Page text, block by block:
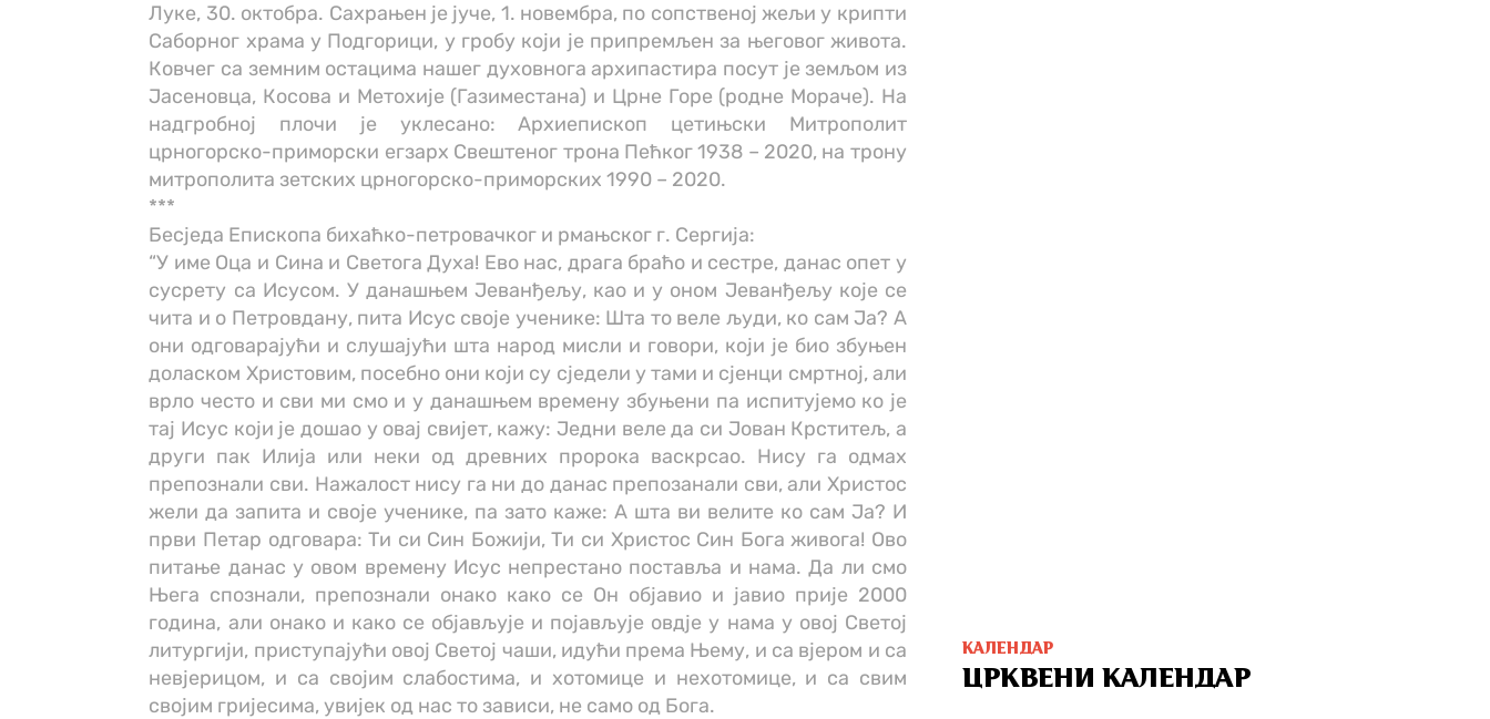
Луке, 30. октобра. Сахрањен је јуче, 1. новембра, по сопственој жељи у крипти
Саборног храма у Подгорици, у гробу који је припремљен за његовог живота.
Ковчег са земним остацима нашег духовнога архипастира посут је земљом из
Јасеновца, Косова и Метохије (Газиместана) и Црне Горе (родне Мораче). На
надгробној плочи је уклесано: Архиепископ цетињски Митрополит
црногорско-приморски егзарх Свештеног трона Пећког 1938 – 2020, на трону
митрополита зетских црногорско-приморских 1990 – 2020.
***
Бесједа Епископа бихаћко-петровачког и рмањског г. Сергија:
“У име Оца и Сина и Светога Духа! Ево нас, драга браћо и сестре, данас опет у
сусрету са Исусом. У данашњем Јеванђељу, као и у оном Јеванђељу које се
чита и о Петровдану, пита Исус своје ученике: Шта то веле људи, ко сам Ја? А
они одговарајући и слушајући шта народ мисли и говори, који је био збуњен
доласком Христовим, посебно они који су сједели у тами и сјенци смртној, али
врло често и сви ми смо и у данашњем времену збуњени па испитујемо ко је
тај Исус који је дошао у овај свијет, кажу: Једни веле да си Јован Крститељ, а
други пак Илија или неки од древних пророка васкрсао. Нису га одмах
препознали сви. Нажалост нису га ни до данас препозанали сви, али Христос
жели да запита и своје ученике, па зато каже: А шта ви велите ко сам Ја? И
први Петар одговара: Ти си Син Божији, Ти си Христос Син Бога живога! Ово
питање данас у овом времену Исус непрестано поставља и нама. Да ли смо
Њега спознали, препознали онако како се Он објавио и јавио прије 2000
година, али онако и како се објављује и појављује овдје у нама у овој Светој
литургији, приступајући овој Светој чаши, идући према Њему, и са вјером и са
невјерицом, и са својим слабостима, и хотомице и нехотомице, и са свим
својим гријесима, увијек од нас то зависи, не само од Бога.
КАЛЕНДАР
ЦРКВЕНИ КАЛЕНДАР